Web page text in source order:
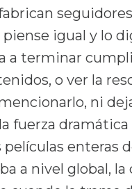
igual y lo
a terminar
o ver la
ni
fuerza
películas enteras
a nivel global,